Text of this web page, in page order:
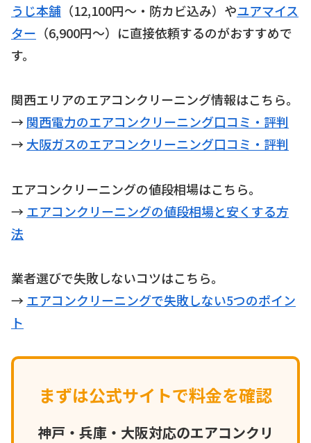
うじ本舗 （12,100円〜・防カビ込み）やユアマイス
ター （6,900円〜）に直接依頼するのがおすすめで
す。
関西エリアのエアコンクリーニング情報はこちら。
→ 関西電力のエアコンクリーニング口コミ・評判
→ 大阪ガスのエアコンクリーニング口コミ・評判
エアコンクリーニングの値段相場はこちら。
→ エアコンクリーニングの値段相場と安くする方
法
業者選びで失敗しないコツはこちら。
→ エアコンクリーニングで失敗しない5つのポイン
ト
まずは公式サイトで料金を確認
神戸・兵庫・大阪対応のエアコンクリ